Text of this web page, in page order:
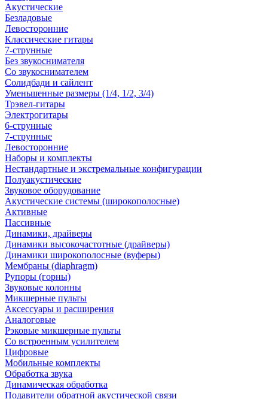
Акустические
Безладовые
Левосторонние
Классические гитары
7-струнные
Без звукоснимателя
Со звукоснимателем
Солидбади и сайлент
Уменьшенные размеры (1/4, 1/2, 3/4)
Трэвел-гитары
Электрогитары
6-струнные
7-струнные
Левосторонние
Наборы и комплекты
Нестандартные и экстремальные конфигурации
Полуакустические
Звуковое оборудование
Акустические системы (широкополосные)
Активные
Пассивные
Динамики, драйверы
Динамики высокочастотные (драйверы)
Динамики широкополосные (вуферы)
Мембраны (diaphragm)
Рупоры (горны)
Звуковые колонны
Микшерные пульты
Аксессуары и расширения
Аналоговые
Рэковые микшерные пульты
Со встроенным усилителем
Цифровые
Мобильные комплекты
Обработка звука
Динамическая обработка
Подавители обратной акустической связи